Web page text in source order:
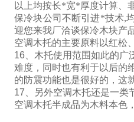
以上均按长*宽*厚度计算、
保冷块公司不断引进*技术,
迎您来我厂洽谈保冷木块产
空调木托的主要原料以红松
16、木托使用范围如此的广
难度，同时也有利于以后的
的防震功能也是很好的，这
17、另外空调木托还是一类
空调木托半成品为木料本色